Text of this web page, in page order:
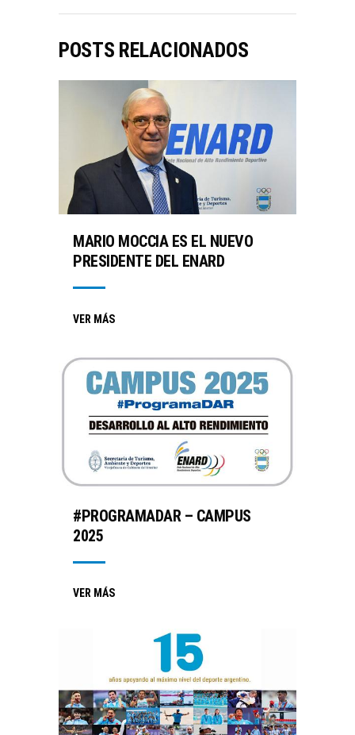
POSTS RELACIONADOS
MARIO MOCCIA ES EL NUEVO
PRESIDENTE DEL ENARD
VER MÁS
#PROGRAMADAR – CAMPUS
2025
VER MÁS